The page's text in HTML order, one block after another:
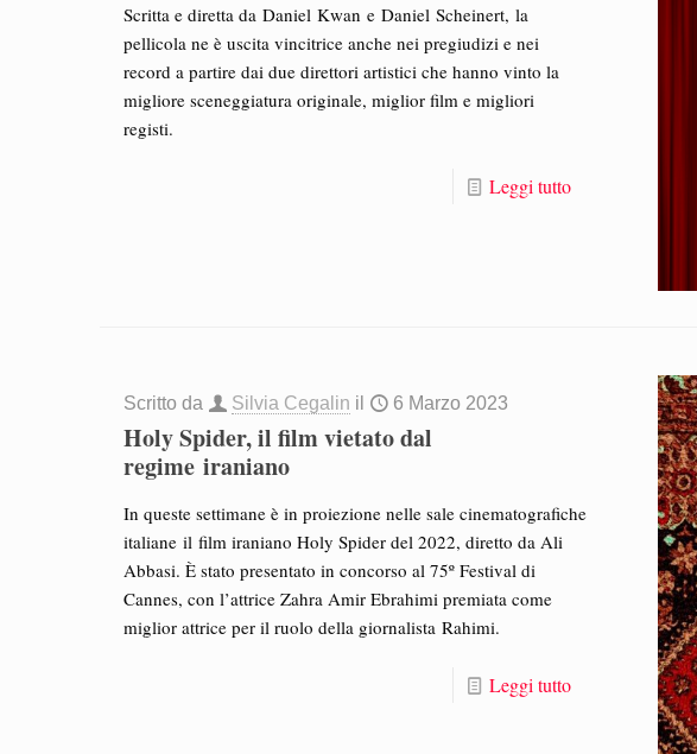
Scritta e diretta da Daniel Kwan e Daniel Scheinert, la
pellicola ne è uscita vincitrice anche nei pregiudizi e nei
record a partire dai due direttori artistici che hanno vinto la
migliore sceneggiatura originale, miglior film e migliori
registi.
Leggi tutto
Scritto da Silvia Cegalin il 6 Marzo 2023
Holy Spider, il film vietato dal
regime iraniano
In queste settimane è in proiezione nelle sale cinematografiche
italiane il film iraniano Holy Spider del 2022, diretto da Ali
Abbasi. È stato presentato in concorso al 75º Festival di
Cannes, con l’attrice Zahra Amir Ebrahimi premiata come
miglior attrice per il ruolo della giornalista Rahimi.
Leggi tutto